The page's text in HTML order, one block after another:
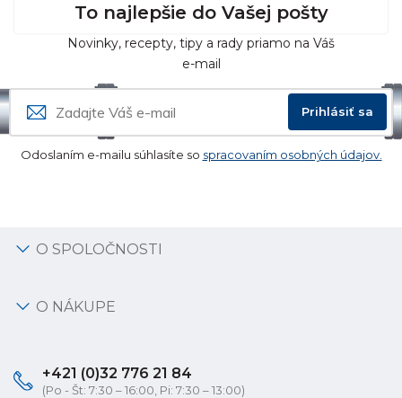
To najlepšie do Vašej pošty
Novinky, recepty, tipy a rady priamo na Váš
e-mail
Prihlásiť sa
Odoslaním e-mailu súhlasíte so spracovaním osobných údajov.
O SPOLOČNOSTI
O NÁKUPE
+421 (0)32 776 21 84
(Po - Št: 7:30 – 16:00, Pi: 7:30 – 13:00)